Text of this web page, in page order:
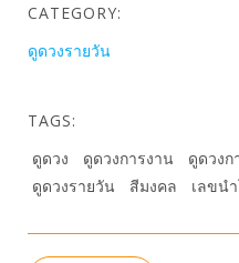
CATEGORY:
ดูดวงรายวัน
TAGS:
ดูดวง
ดูดวงการงาน ดูดวงก
ดูดวงรายวัน
สีมงคล เลขน